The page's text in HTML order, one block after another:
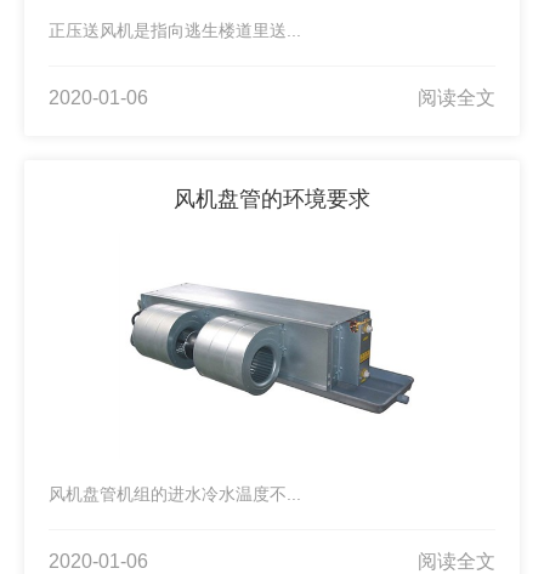
正压送风机是指向逃生楼道里送...
2020-01-06 阅读全文
风机盘管的环境要求
风机盘管机组的进水冷水温度不...
2020-01-06 阅读全文